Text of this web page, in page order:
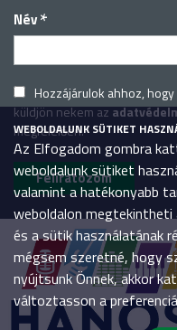
Név*
Hozzájárulok ahhoz,
küldjön nekem az
megfelelően.
WEBOLDALUNK SÜTIKET
Az Elfogadom gombra
weboldalunk sütiket
valamint a hatékonyabb
weboldalon megtekintheti
és a sütik használatának
mégsem szeretné, hogy
nyújtsunk Önnek, akkor
változtasson a